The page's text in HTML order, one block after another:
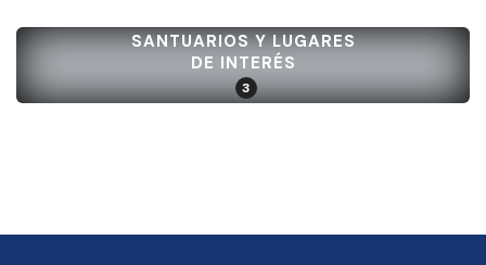
SANTUARIOS Y LUGARES
DE INTERÉS
3